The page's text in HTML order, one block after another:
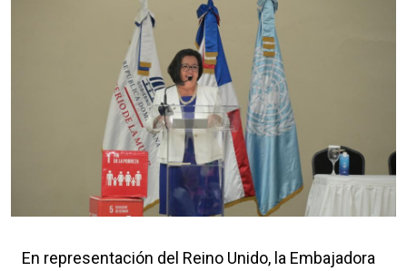
En representación del Reino Unido, la Embajadora